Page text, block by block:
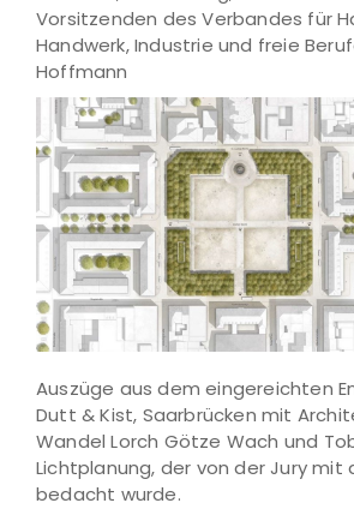
Vorsitzenden des Verbandes für
Handwerk, Industrie und freie
Hoffmann
Auszüge aus dem eingereichten
Dutt & Kist, Saarbrücken mit
Wandel Lorch Götze Wach und
Lichtplanung, der von der Jury mit
bedacht wurde.